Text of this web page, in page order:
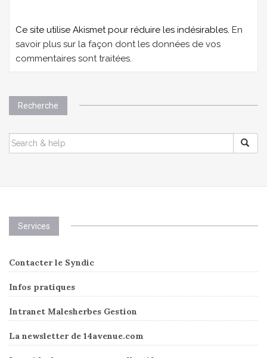
Ce site utilise Akismet pour réduire les indésirables. En
savoir plus sur la façon dont les données de vos
commentaires sont traitées
Recherche
SEARCH
FOR:
Services
Contacter le Syndic
Infos pratiques
Intranet Malesherbes Gestion
La newsletter de 14avenue.com